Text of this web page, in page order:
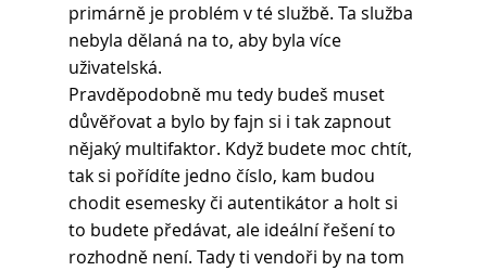
primárně je problém v té službě. Ta služba
nebyla dělaná na to, aby byla více
uživatelská.
Pravděpodobně mu tedy budeš muset
důvěřovat a bylo by fajn si i tak zapnout
nějaký multifaktor. Když budete moc chtít,
tak si pořídíte jedno číslo, kam budou
chodit esemesky či autentikátor a holt si
to budete předávat, ale ideální řešení to
rozhodně není. Tady ti vendoři by na tom